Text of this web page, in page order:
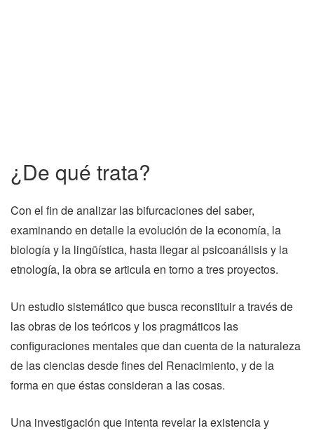
¿De qué trata?
Con el fin de analizar las bifurcaciones del saber,
examinando en detalle la evolución de la economía, la
biología y la lingüística, hasta llegar al psicoanálisis y la
etnología, la obra se articula en torno a tres proyectos.
Un estudio sistemático que busca reconstituir a través de
las obras de los teóricos y los pragmáticos las
configuraciones mentales que dan cuenta de la naturaleza
de las ciencias desde fines del Renacimiento, y de la
forma en que éstas consideran a las cosas.
Una investigación que intenta revelar la existencia y